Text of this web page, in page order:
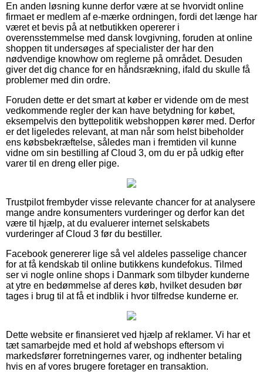
En anden løsning kunne derfor være at se hvorvidt online
firmaet er medlem af e-mærke ordningen, fordi det længe har
været et bevis på at netbutikken opererer i
overensstemmelse med dansk lovgivning, foruden at online
shoppen tit undersøges af specialister der har den
nødvendige knowhow om reglerne på området. Desuden
giver det dig chance for en håndsrækning, ifald du skulle få
problemer med din ordre.
Foruden dette er det smart at køber er vidende om de mest
vedkommende regler der kan have betydning for købet,
eksempelvis den byttepolitik webshoppen kører med. Derfor
er det ligeledes relevant, at man når som helst bibeholder
ens købsbekræftelse, således man i fremtiden vil kunne
vidne om sin bestilling af Cloud 3, om du er på udkig efter
varer til en dreng eller pige.
Trustpilot frembyder visse relevante chancer for at analysere
mange andre konsumenters vurderinger og derfor kan det
være til hjælp, at du evaluerer internet selskabets
vurderinger af Cloud 3 før du bestiller.
Facebook genererer lige så vel aldeles passelige chancer
for at få kendskab til online butikkens kundefokus. Tilmed
ser vi nogle online shops i Danmark som tilbyder kunderne
at ytre en bedømmelse af deres køb, hvilket desuden bør
tages i brug til at få et indblik i hvor tilfredse kunderne er.
Dette website er finansieret ved hjælp af reklamer. Vi har et
tæt samarbejde med et hold af webshops eftersom vi
markedsfører forretningernes varer, og indhenter betaling
hvis en af vores brugere foretager en transaktion.